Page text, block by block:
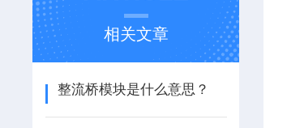
相关文章
整流桥模块是什么意思？